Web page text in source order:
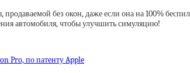
без окон, даже если она на 100%
автомобиля, чтобы улучшить симуляцию!
Pro, по патенту Apple